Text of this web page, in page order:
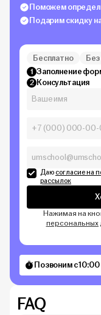
Поможем
Подарим скидку
Бесплатно
1 Заполнение
2 Консультация
Даюсогласие на
рассылок
Нажимая на
персональных
Позвоним с
FAQ